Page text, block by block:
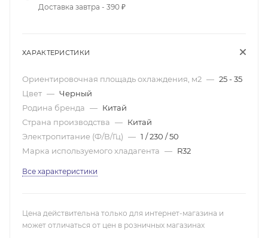
Доставка завтра - 390 ₽
ХАРАКТЕРИСТИКИ
Ориентировочная площадь охлаждения, м2 — 25 - 35
Цвет — Черный
Родина бренда — Китай
Страна производства — Китай
Электропитание (Ф/В/Гц) — 1 / 230 / 50
Марка используемого хладагента — R32
Все характеристики
Цена действительна только для интернет-магазина и
может отличаться от цен в розничных магазинах